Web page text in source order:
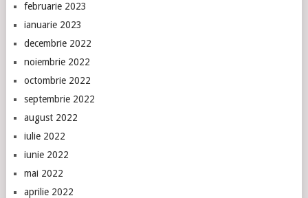
februarie 2023
ianuarie 2023
decembrie 2022
noiembrie 2022
octombrie 2022
septembrie 2022
august 2022
iulie 2022
iunie 2022
mai 2022
aprilie 2022